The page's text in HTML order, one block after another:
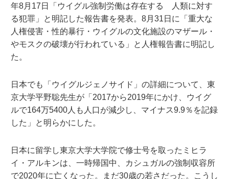
年8月17日「ウイグル強制労働は存在する 人類に対す
る犯罪」と明記した報告書を発表。8月31日に「重大な
人権侵害・性的暴行・ウイグルの文化施設のマザール・
やモスクの破壊が行われている」と人権報告書に明記し
た。
日本でも「ウイグルジェノサイド」の詳細について、東
京大学平野聡先生が「2017から2019年にかけ、ウイグ
ルで164万5400人も人口が減少し、マイナス9.9％を記録
した」と明らかにした。
日本に留学し東京大学大学院で修士号を取ったミヒラ
イ・アルキンは、一時帰国中、カシュガルの強制収容所
で2020年に亡くなった。まだ30歳の若さだった。こうし